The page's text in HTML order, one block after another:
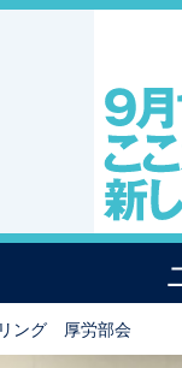
ング 厚労部会